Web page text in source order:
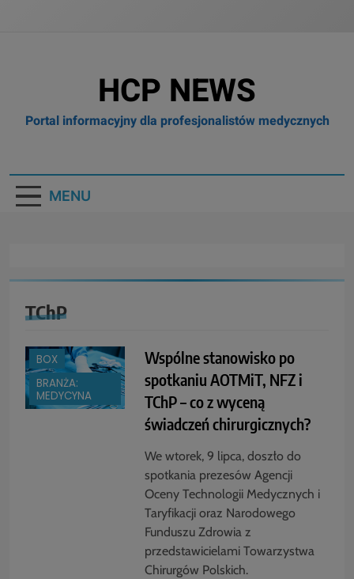
HCP NEWS
Portal informacyjny dla profesjonalistów medycznych
MENU
TChP
BIZNES I
BOX
BRANŻA:
MEDYCYNA
Wspólne stanowisko po
spotkaniu AOTMiT, NFZ i
TChP – co z wyceną
świadczeń chirurgicznych?
We wtorek, 9 lipca, doszło do
spotkania prezesów Agencji
Oceny Technologii Medycznych i
Taryfikacji oraz Narodowego
Funduszu Zdrowia z
przedstawicielami Towarzystwa
Chirurgów Polskich.